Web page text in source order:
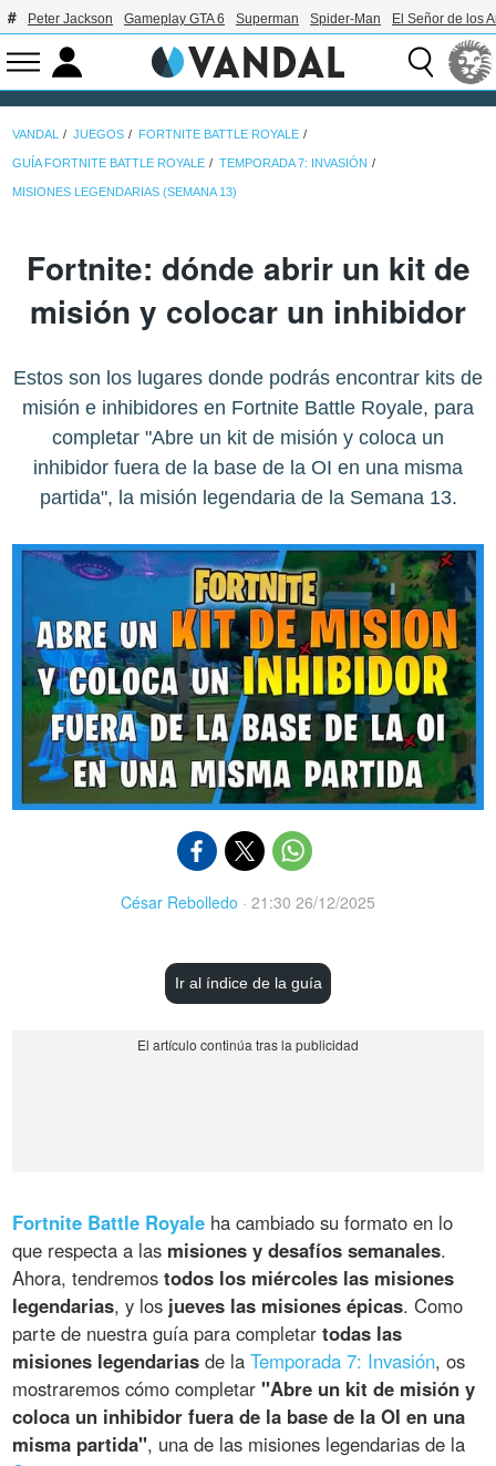
Peter Jackson Gameplay GTA 6 Superman Spider-Man El Señor de los
VANDAL JUEGOS FORTNITE BATTLE ROYALE
GUÍA FORTNITE BATTLE ROYALE TEMPORADA 7: INVASIÓN
MISIONES LEGENDARIAS (SEMANA 13)
Fortnite: dónde abrir un kit de
misión y colocar un inhibidor
Estos son los lugares donde podrás encontrar kits de
misión e inhibidores en Fortnite Battle Royale, para
completar "Abre un kit de misión y coloca un
inhibidor fuera de la base de la OI en una misma
partida", la misión legendaria de la Semana 13.
César Rebolledo · 21:30 26/12/2025
Ir al índice de la guía
Fortnite Battle Royale ha cambiado su formato en lo
que respecta a las misiones y desafíos semanales.
Ahora, tendremostodos los miércoles las misiones
legendarias, y los jueves las misiones épicas. Como
parte de nuestra guía para completartodas las
misiones legendarias de laTemporada 7: Invasión, os
mostraremos cómo completar"Abre un kit de misión y
coloca un inhibidor fuera de la base de la OI en una
misma partida", una de las misiones legendarias de la